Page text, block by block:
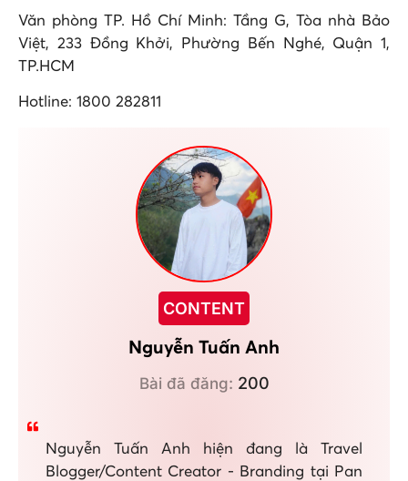
Văn phòng TP. Hồ Chí Minh: Tầng G, Tòa nhà Bảo
Việt, 233 Đồng Khởi, Phường Bến Nghé, Quận 1,
TP.HCM
Hotline: 1800 282811
CONTENT
Nguyễn Tuấn Anh
Bài đã đăng: 200
Nguyễn Tuấn Anh hiện đang là Travel
Blogger/Content Creator - Branding tại Pan